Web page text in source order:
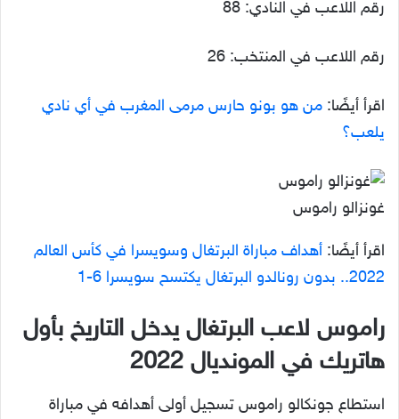
رقم اللاعب في النادي: 88
رقم اللاعب في المنتخب: 26
اقرأ أيضًا: من هو بونو حارس مرمى المغرب في أي نادي
يلعب؟
غونزالو راموس
اقرأ أيضًا: أهداف مباراة البرتغال وسويسرا في كأس العالم
2022.. بدون رونالدو البرتغال يكتسح سويسرا 6-1
راموس لاعب البرتغال يدخل التاريخ بأول
هاتريك في المونديال 2022
استطاع جونكالو راموس تسجيل أولى أهدافه في مباراة